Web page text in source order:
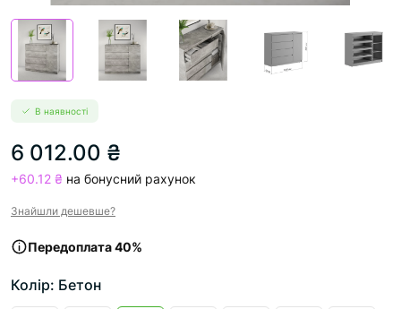
В наявності
6 012.00 ₴
+60.12 ₴ на бонусний рахунок
Знайшли дешевше?
Передоплата 40%
Колір: Бетон